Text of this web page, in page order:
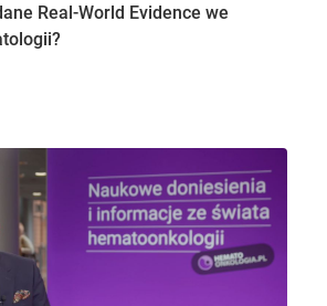
Real-World Evidence we